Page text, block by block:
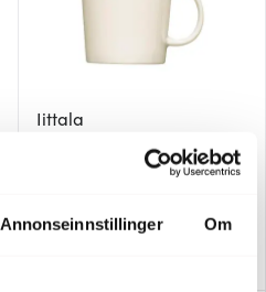
Annonseinnstillinger Om
Iittala
Teema stort krus 40 cl hvit